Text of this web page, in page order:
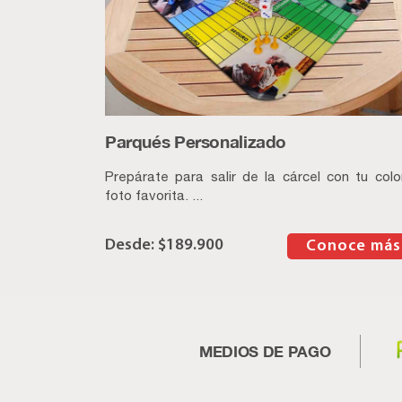
Parqués Personalizado
Prepárate para salir de la cárcel con tu
foto favorita. ...
$189.900 Conoce más
MEDIOS DE PAGO